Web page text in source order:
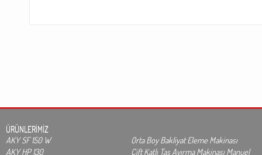
ÜRÜNLERİMİZ
AKY SF 150 W
Orta Boy Bakliyat Eleme Makinası
AKY HP 130
Çift Katlı Taş Ayırma Makinası Manuel